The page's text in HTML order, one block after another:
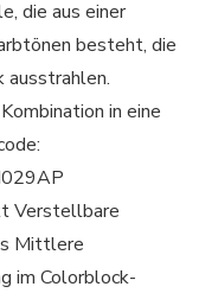
die aus einer
besteht, die
ausstrahlen.
in eine
Verstellbare
Mittlere
im Colorblock-